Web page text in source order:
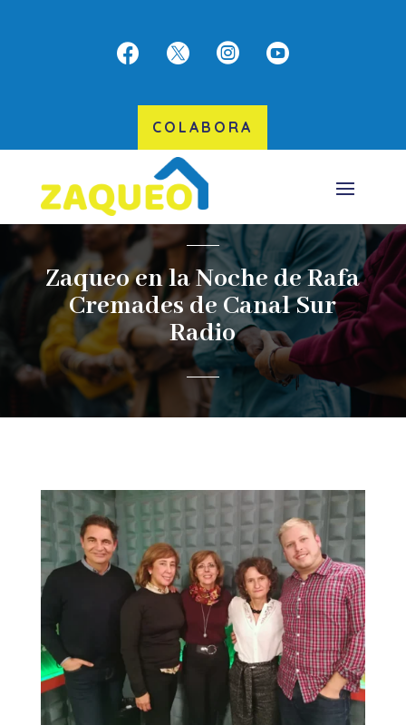
   
COLABORA
Zaqueo en la Noche de Rafa
Cremades de Canal Sur
Radio